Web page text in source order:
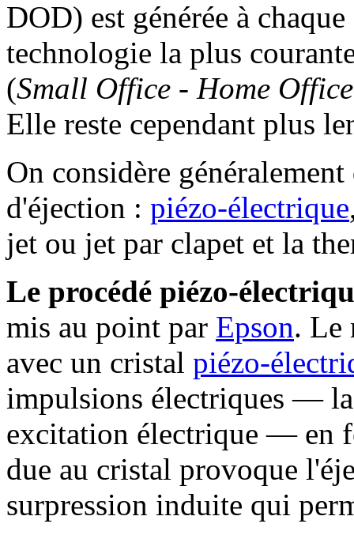
DOD) est générée à
technologie la plus
(Small Office - Home Office
Elle reste cependant plus
On considère
d'éjection : piézo-électrique
jet ou jet par clapet et la
Le procédé piézo-
mis au point par Epson. Le
avec un cristal piézo-
impulsions électriques —
excitation électrique — en
due au cristal provoque
surpression induite qui